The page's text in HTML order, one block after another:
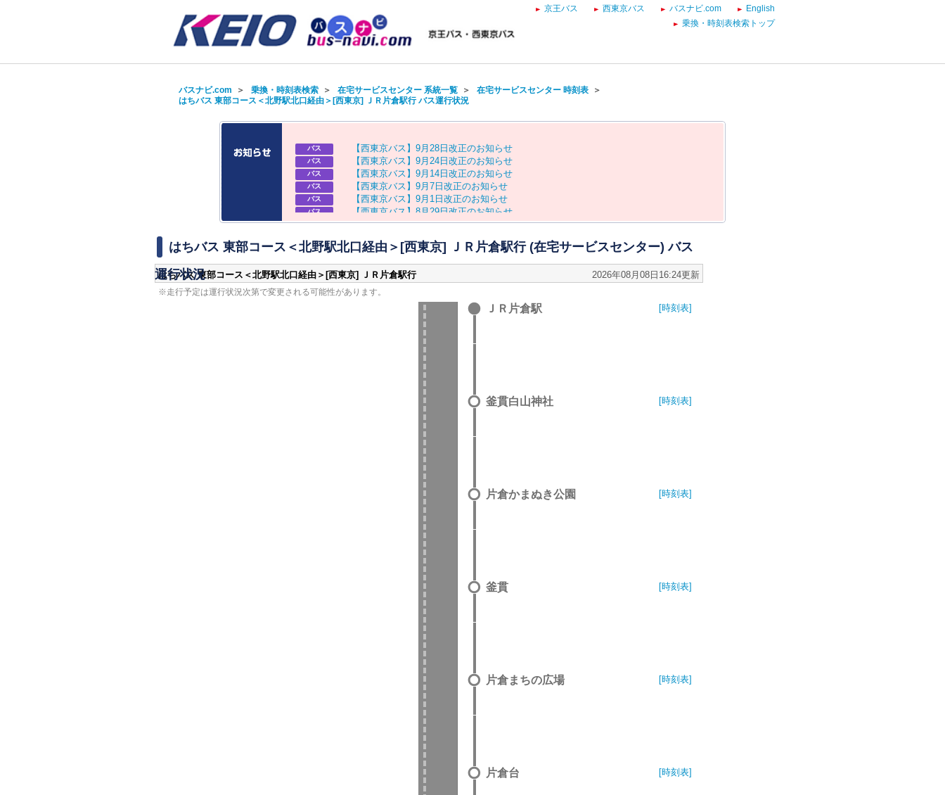
京王バス 西東京バス バスナビ.com
English
乗換・時刻表検索トップ
バスナビ.com ＞ 乗換・時刻表検索＞ 在宅サービスセンター 系統一覧＞ 在宅サービスセンター 時刻表＞
はちバス 東部コース＜北野駅北口経由＞[西東京] ＪＲ片倉駅行 バス運行状況
バス 【西東京バス 】 9月 28 日 改正のお知 らせ
バス 【西東京バス 】 9月 24 日 改正のお知 らせ
バス 【西東京バス 】 9月 14 日 改正のお知 らせ
バス 【西東京バス 】 9月 7 日 改正のお知 らせ
バス 【西東京バス 】 9月 1 日 改正のお知 らせ
バス 【西東京バス 】 8 月 29日改正のお知 らせ
バス 【京王バス】お盆ダイヤのお知らせ
はちバス 東部コース＜北野駅北口経由＞[西東京] ＪＲ片倉駅行 (在宅サービスセンター) バス
運行状況
はちバス 東部コース＜北野駅北口経由＞[西東京] ＪＲ片倉駅行 2026年08月08日16:24更新
※走行予定は運行状況次第で変更される可能性があります。
ＪＲ片倉駅 [時刻表]
釜貫白山神社 [時刻表]
片倉かまぬき公園 [時刻表]
釜貫 [時刻表]
片倉まちの広場 [時刻表]
片倉台 [時刻表]